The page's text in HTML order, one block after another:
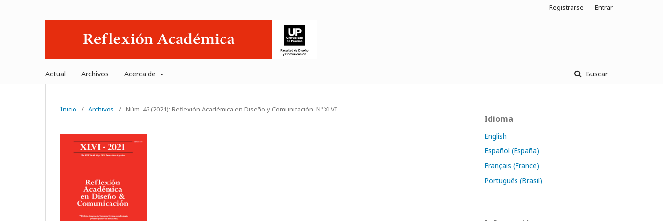
Actual Archivos Acerca de Buscar
Registrarse Entrar
Inicio / Archivos / Núm. 46 (2021): Reflexión Académica en Diseño y Comunicación. Nº XLVI
Idioma
English
Español (España)
Français (France)
Português (Brasil)